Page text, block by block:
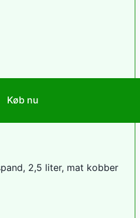
Køb nu
2,5 liter, mat kobber